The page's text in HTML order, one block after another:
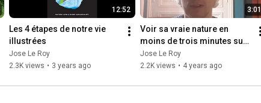
12:52
Les 4 étapes de notre vie
illustrées
Jose Le Roy
2.3K views • 3 years ago
3:01
Voir sa vraie nature en
moins de trois minutes sur
tiktok
Jose Le Roy
2.2K views • 4 years ago